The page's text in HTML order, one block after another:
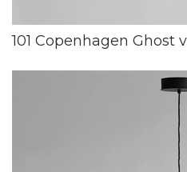
101 Copenhagen Ghost